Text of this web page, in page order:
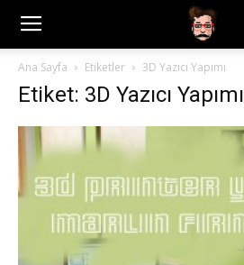
Ana Sayfa Etiketler 3D Yazıcı Yapımı
Etiket: 3D Yazıcı Yapımı